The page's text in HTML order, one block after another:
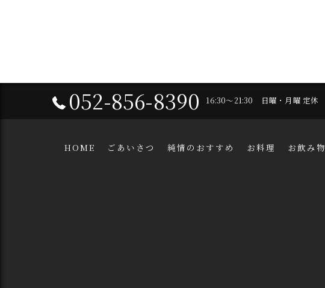
052-856-8390 16:30～21:30 日曜・月曜 定休
HOME ごあいさつ 純情のおすすめ お料理 お飲み物